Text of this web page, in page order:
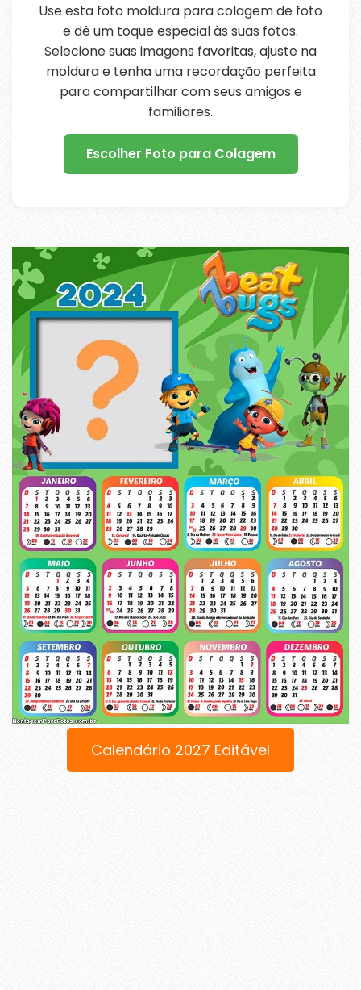
Use esta foto moldura para colagem de foto
e dê um toque especial às suas fotos.
Selecione suas imagens favoritas, ajuste na
moldura e tenha uma recordação perfeita
para compartilhar com seus amigos e
familiares.
Escolher Foto para Colagem
Calendário 2027 Editável